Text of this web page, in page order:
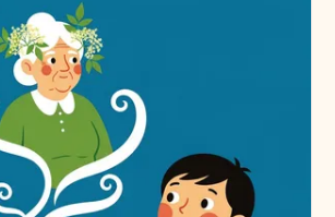
vågar han då offra allt när
prövar deras hjärtan?